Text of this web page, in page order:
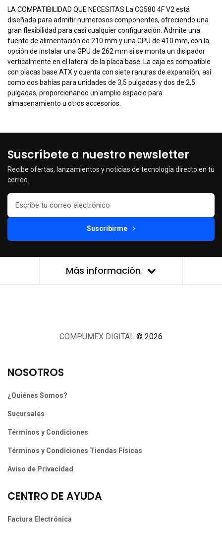
LA COMPATIBILIDAD QUE NECESITAS La CG580 4F V2 está
diseñada para admitir numerosos componentes, ofreciendo una
gran flexibilidad para casi cualquier configuración. Admite una
fuente de alimentación de 210 mm y una GPU de 410 mm, con la
opción de instalar una GPU de 262 mm si se monta un disipador
verticalmente en el lateral de la placa base. La caja es compatible
con placas base ATX y cuenta con siete ranuras de expansión, así
como dos bahías para unidades de 3,5 pulgadas y dos de 2,5
pulgadas, proporcionando un amplio espacio para
almacenamiento u otros accesorios.
Suscríbete a nuestro newsletter
Recibe ofertas, lanzamientos y noticias de tecnología directo en tu
correo.
Suscribirme
Más información
COMPUMEX DIGITAL © 2026
NOSOTROS
¿Quiénes Somos?
Sucursales
Términos y Condiciones
Términos y Condiciones Tiendas Físicas
Aviso de Privacidad
CENTRO DE AYUDA
Factura Electrónica